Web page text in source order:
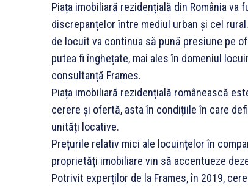
Piața imobiliară rezidențială din România
discrepanțelor între mediul urban și cel
de locuit va continua să pună presiune pe
putea fi înghețate, mai ales în domeniul
consultanță Frames.
Piața imobiliară rezidențială românească
cerere și ofertă, asta în condițiile în care
unități locative.
Prețurile relativ mici ale locuințelor în
proprietăți imobiliare vin să accentueze
Potrivit experților de la Frames, în 2019,